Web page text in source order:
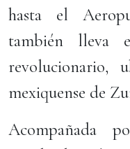
hasta el
también lleva
revolucionario,
mexiquense de
Acompañada